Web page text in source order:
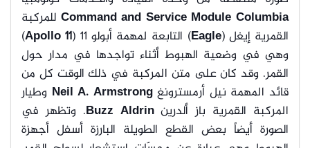
Command and Service Module Columbia
للمركبة
القمرية إيغل (Eagle) التابعة لمهمة أبولو 11 ( Apollo 11
)
وهي في وضعية الهبوط أثناء تواجدها في مدار حول
القمر. وقد كان على متن المركبة في ذلك الوقت كل من
قائد المهمة نيل أرمسترونغNeil A. Armstrong وطيار
المركبة القمرية باز ألدرينBuzz Aldrin. وتظهر في
الصورة أيضاً بعض القطع الطويلة البارزة أسفل أجهزة